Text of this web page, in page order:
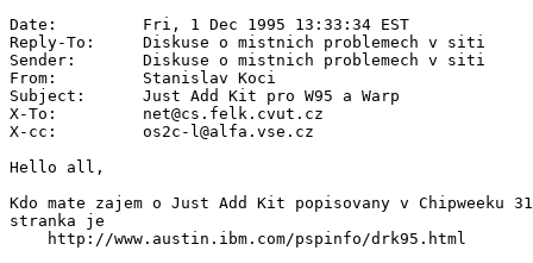
Date:         Fri, 1 Dec 1995 13:33:34 EST
Reply-To:     Diskuse o mistnich problemech v siti
Sender:       Diskuse o mistnich problemech v siti
From:         Stanislav Koci
Subject:      Just Add Kit pro W95 a Warp
X-To:         net@cs.felk.cvut.cz
X-cc:         os2c-l@alfa.vse.cz
Hello all,
Kdo mate zajem o Just Add Kit popisovany v Chipweeku
stranka je
    http://www.austin.ibm.com/pspinfo/drk95.html